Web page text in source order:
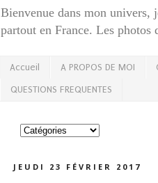
Bienvenue dans mon univers,
partout en France. Les photos
Accueil A PROPOS DE MOI
QUESTIONS FREQUENTES
JEUDI 23 FÉVRIER 2017